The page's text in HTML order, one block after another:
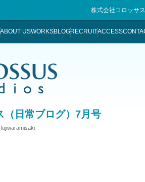
株式会社コロッサ
ABOUT USWORKSBLOGRECRUITACCESS
（日常ブログ）7月号
fujiwaramisaki